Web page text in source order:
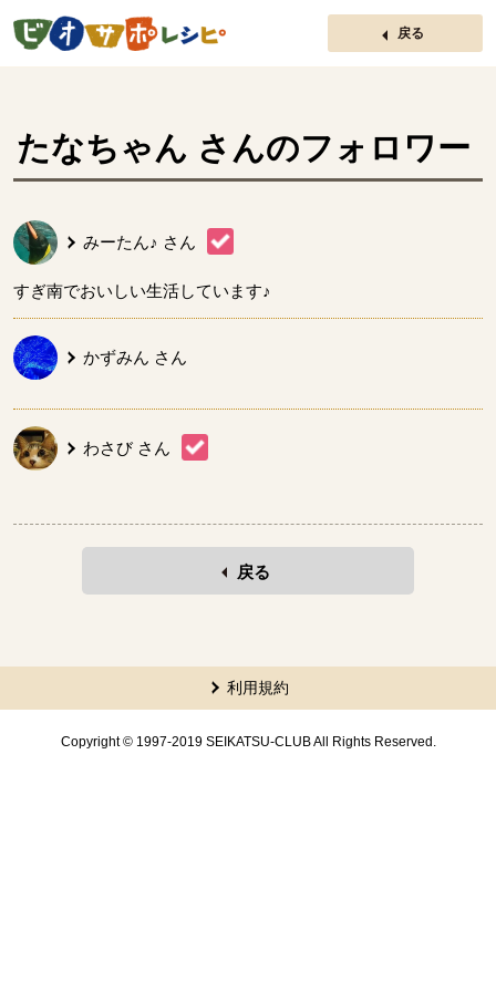
ページの先頭です。
戻る
たなちゃん さんのフォロワー
みーたん♪ さん
すぎ南でおいしい生活しています♪
かずみん さん
わさびさん
戻る
ここから共通フッターメニューです。
利用規約
Copyright © 1997-2019 SEIKATSU-CLUB All Rights Reserved.